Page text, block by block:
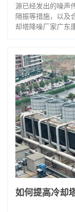
源已经发出的噪声
隔振等措施，以及
却塔降噪厂家广东
如何提高冷却